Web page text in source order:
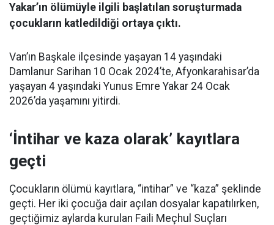
Yakar’ın ölümüyle ilgili başlatılan soruşturmada
çocukların katledildiği ortaya çıktı.
Van’ın Başkale ilçesinde yaşayan 14 yaşındaki
Damlanur Sarihan 10 Ocak 2024’te, Afyonkarahisar’da
yaşayan 4 yaşındaki Yunus Emre Yakar 24 Ocak
2026’da yaşamını yitirdi.
‘İntihar ve kaza olarak’ kayıtlara
geçti
Çocukların ölümü kayıtlara, “intihar” ve “kaza” şeklinde
geçti. Her iki çocuğa dair açılan dosyalar kapatılırken,
geçtiğimiz aylarda kurulan Faili Meçhul Suçları